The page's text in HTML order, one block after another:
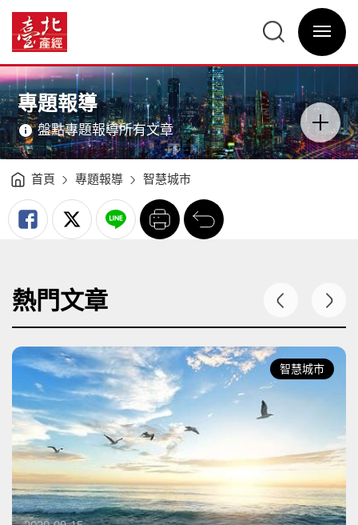
經
資
訊
臺
經
訊
網
網
站
主
單
選
單
關
主
意
境
專題報導
盤點專題報導所有文章
分
類
開
關
首頁 專題報導 智慧城市
列
印
回
前
一
頁
熱門文章
智慧城市